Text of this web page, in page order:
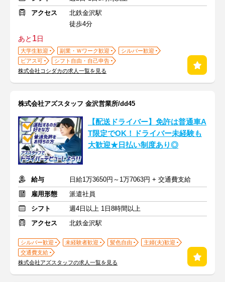
アクセス
北鉄金沢駅
徒歩4分
あと 1日
大学生歓迎 副業・Ｗワーク歓迎
シルバー歓迎
ピアス可
シフト自由・自己申告
株式会社コシダカの求人一覧を見る
株式会社アズスタッフ 金沢営業所/dd45
【配送ドライバー】免許は普通車A
T限定でOK！ドライバー未経験も
大歓迎★日払い制度あり◎
給与
日給1万3650円～1万7063円 + 交通費支給
雇用形態
派遣社員
シフト
週4日以上 1日8時間以上
アクセス
北鉄金沢駅
シルバー歓迎 未経験者歓迎 髪色自由
主婦(夫)歓迎
交通費支給
株式会社アズスタッフの求人一覧を見る